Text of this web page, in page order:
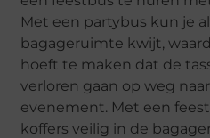
Met een partybus kun je
bagageruimte kwijt,
hoeft te maken dat de
verloren gaan op weg
evenement. Met een
koffers veilig in de